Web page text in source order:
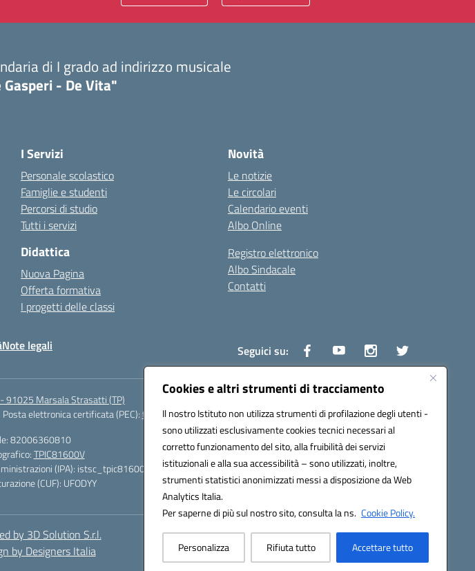
Cookies e altri strumenti di tracciamento
Il nostro Istituto non utilizza strumenti di profilazione degli utenti -
sono utilizzati esclusivamente cookies tecnici necessari al
corretto funzionamento del sito, alla fruibilità dei servizi
istituzionali e alla sua accessibilità – sono utilizzati, inoltre,
strumenti statistici anonimizzati messi a disposizione da Web
Analytics Italia.
Per saperne di più sul nostro sito, consulta la ns. Cookie Policy.
Personalizza Rifiuta tutto Accettare tutto
di I grado ad indirizzo musicale
- De Vita"
I Servizi
Personale scolastico
Famiglie e studenti
Percorsi di studio
Tutti i servizi
Didattica
Nuova Pagina
Offerta formativa
I progetti delle classi
Novità
Le notizie
Le circolari
Calendario eventi
Albo Online
Registro elettronico
Albo Sindacale
Contatti
Note legali Seguici su:
91025 Marsala Strasatti (TP)
Posta elettronica certificata (PEC):tpic81600v@pec.istruzione.it
82006360810
TPIC81600V
(IPA): istsc_tpic81600v
(CUF): UFODYY
by 3D Solution S.r.l.
by Designers Italia